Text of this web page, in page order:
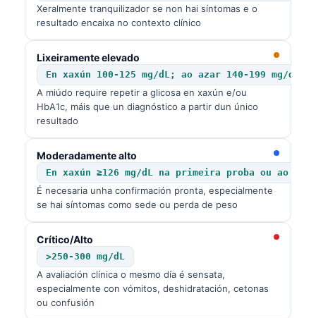
Xeralmente tranquilizador se non hai síntomas e o
resultado encaixa no contexto clínico
Lixeiramente elevado
En xaxún 100-125 mg/dL; ao azar 140-199 mg/dL
A miúdo require repetir a glicosa en xaxún e/ou
HbA1c, máis que un diagnóstico a partir dun único
resultado
Moderadamente alto
En xaxún ≥126 mg/dL na primeira proba ou ao
É necesaria unha confirmación pronta, especialmente
se hai síntomas como sede ou perda de peso
Crítico/Alto
>250-300 mg/dL
A avaliación clínica o mesmo día é sensata,
especialmente con vómitos, deshidratación, cetonas
ou confusión